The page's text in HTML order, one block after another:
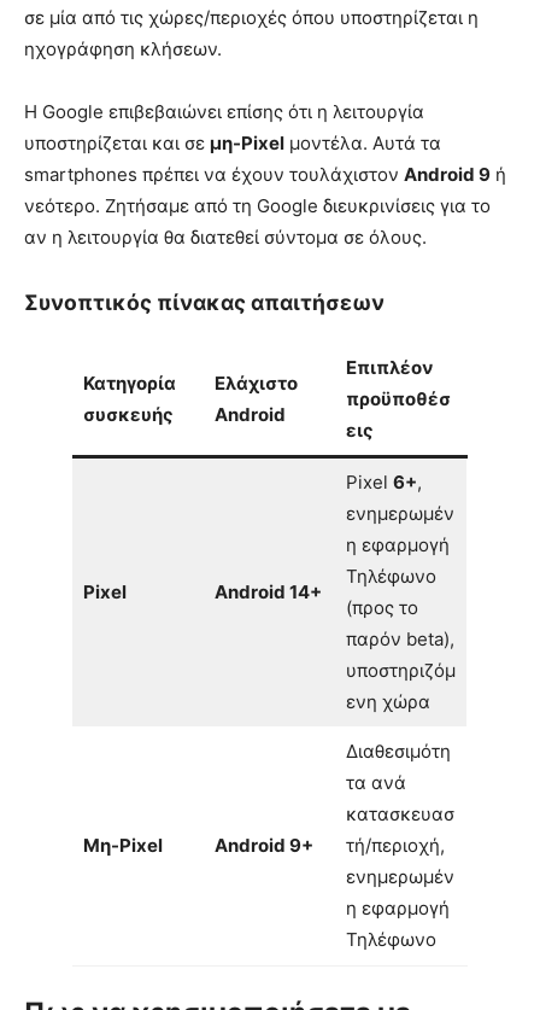
σε μία από τις χώρες/περιοχές όπου υποστηρίζεται η
ηχογράφηση κλήσεων.
Η Google επιβεβαιώνει επίσης ότι η λειτουργία
υποστηρίζεται και σε μη-Pixel μοντέλα. Αυτά τα
smartphones πρέπει να έχουν τουλάχιστον Android 9 ή
νεότερο. Ζητήσαμε από τη Google διευκρινίσεις για το
αν η λειτουργία θα διατεθεί σύντομα σε όλους.
Συνοπτικός πίνακας απαιτήσεων
Κατηγορία
συσκευής
Ελάχιστο
Android
Επιπλέον
προϋποθέσ
εις
Pixel Android 14+
Pixel 6+,
ενημερωμέν
η εφαρμογή
Τηλέφωνο
(προς το
παρόν beta),
υποστηριζόμ
ενη χώρα
Μη-Pixel Android 9+
Διαθεσιμότη
τα ανά
κατασκευασ
τή/περιοχή,
ενημερωμέν
η εφαρμογή
Τηλέφωνο